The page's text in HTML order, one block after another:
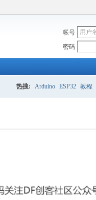
帐号
密码
热搜: Arduino ESP32 教程